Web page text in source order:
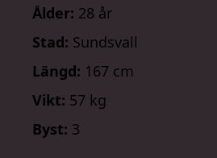
Ålder: 28 år
Stad: Sundsvall
Längd: 167 cm
Vikt: 57 kg
Byst: 3